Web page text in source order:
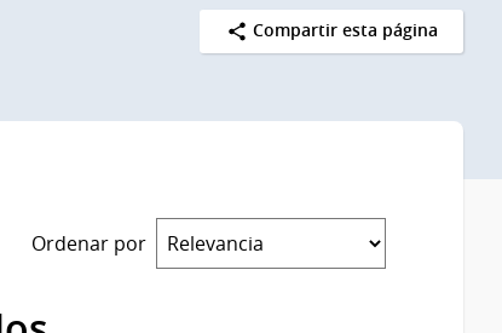
Compartir esta página
Ordenar por